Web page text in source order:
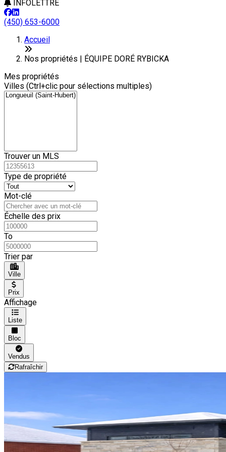
INFOLETTRE
(450) 653-6000
+
−
Accueil
Nos propriétés | ÉQUIPE DORÉ RYBICKA
Mes propriétés
Villes (Ctrl+clic pour sélections multiples)
Trouver un MLS
Type de propriété
Mot-clé
Échelle des prix
To
Trier par
Ville
Prix
Affichage
Liste
Bloc
Vendus
Rafraîchir